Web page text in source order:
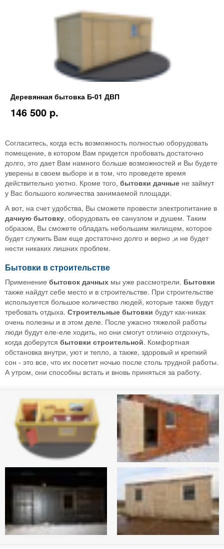
Деревянная бытовка Б-01 ДВП
146 500 p.
Согласитесь, когда есть возможность полностью оборудовать
помещение, в котором Вам придется пробовать достаточно
долго, это дает Вам намного больше возможностей и Вы будете
уверены в своем выборе и в том, что проведете время
действительно уютно. Кроме того, бытовки дачные не займут
у Вас большого количества занимаемой площади.
А вот, на счет удобства, Вы сможете провести электропитание в
дачную бытовку, оборудовать ее санузлом и душем. Таким
образом, Вы сможете обладать небольшим жилищем, которое
будет служить Вам еще достаточно долго и верно ,и не будет
нести никаких лишних проблем.
Бытовки в строительстве
Применение бытовок дачных мы уже рассмотрели. Бытовки
также найдут себе место и в строительстве. При строительстве
используется большое количество людей, которые также будут
требовать отдыха. Строительные бытовки будут как-никак
очень полезны и в этом деле. После ужасно тяжелой работы
люди будут еле-еле ходить, но они смогут отлично отдохнуть,
когда доберутся бытовки строительной. Комфортная
обстановка внутри, уют и тепло, а также, здоровый и крепкий
сон - это все, что их посетит ночью после столь трудной работы.
А утром, они способны встать и вновь приняться за работу.